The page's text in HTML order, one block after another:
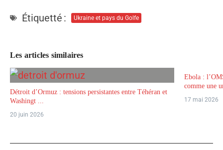
Étiquetté : Ukraine et pays du Golfe
Les articles similaires
Détroit d’Ormuz : tensions persistantes entre Téhéran et
Washingt ...
20 juin 2026
Ebola :
comme une
17 mai 2026